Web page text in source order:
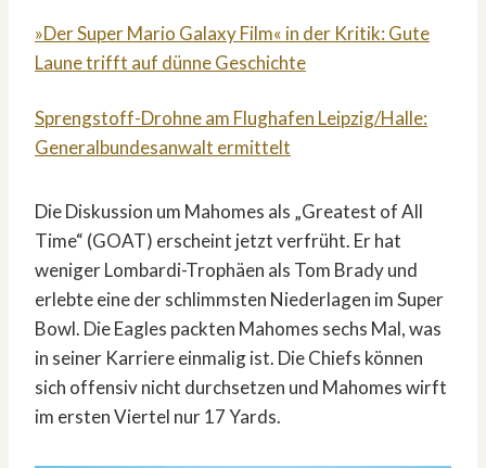
»Der Super Mario Galaxy Film« in der Kritik: Gute
Laune trifft auf dünne Geschichte
Sprengstoff-Drohne am Flughafen Leipzig/Halle:
Generalbundesanwalt ermittelt
Die Diskussion um Mahomes als „Greatest of All
Time“ (GOAT) erscheint jetzt verfrüht. Er hat
weniger Lombardi-Trophäen als Tom Brady und
erlebte eine der schlimmsten Niederlagen im Super
Bowl. Die Eagles packten Mahomes sechs Mal, was
in seiner Karriere einmalig ist. Die Chiefs können
sich offensiv nicht durchsetzen und Mahomes wirft
im ersten Viertel nur 17 Yards.